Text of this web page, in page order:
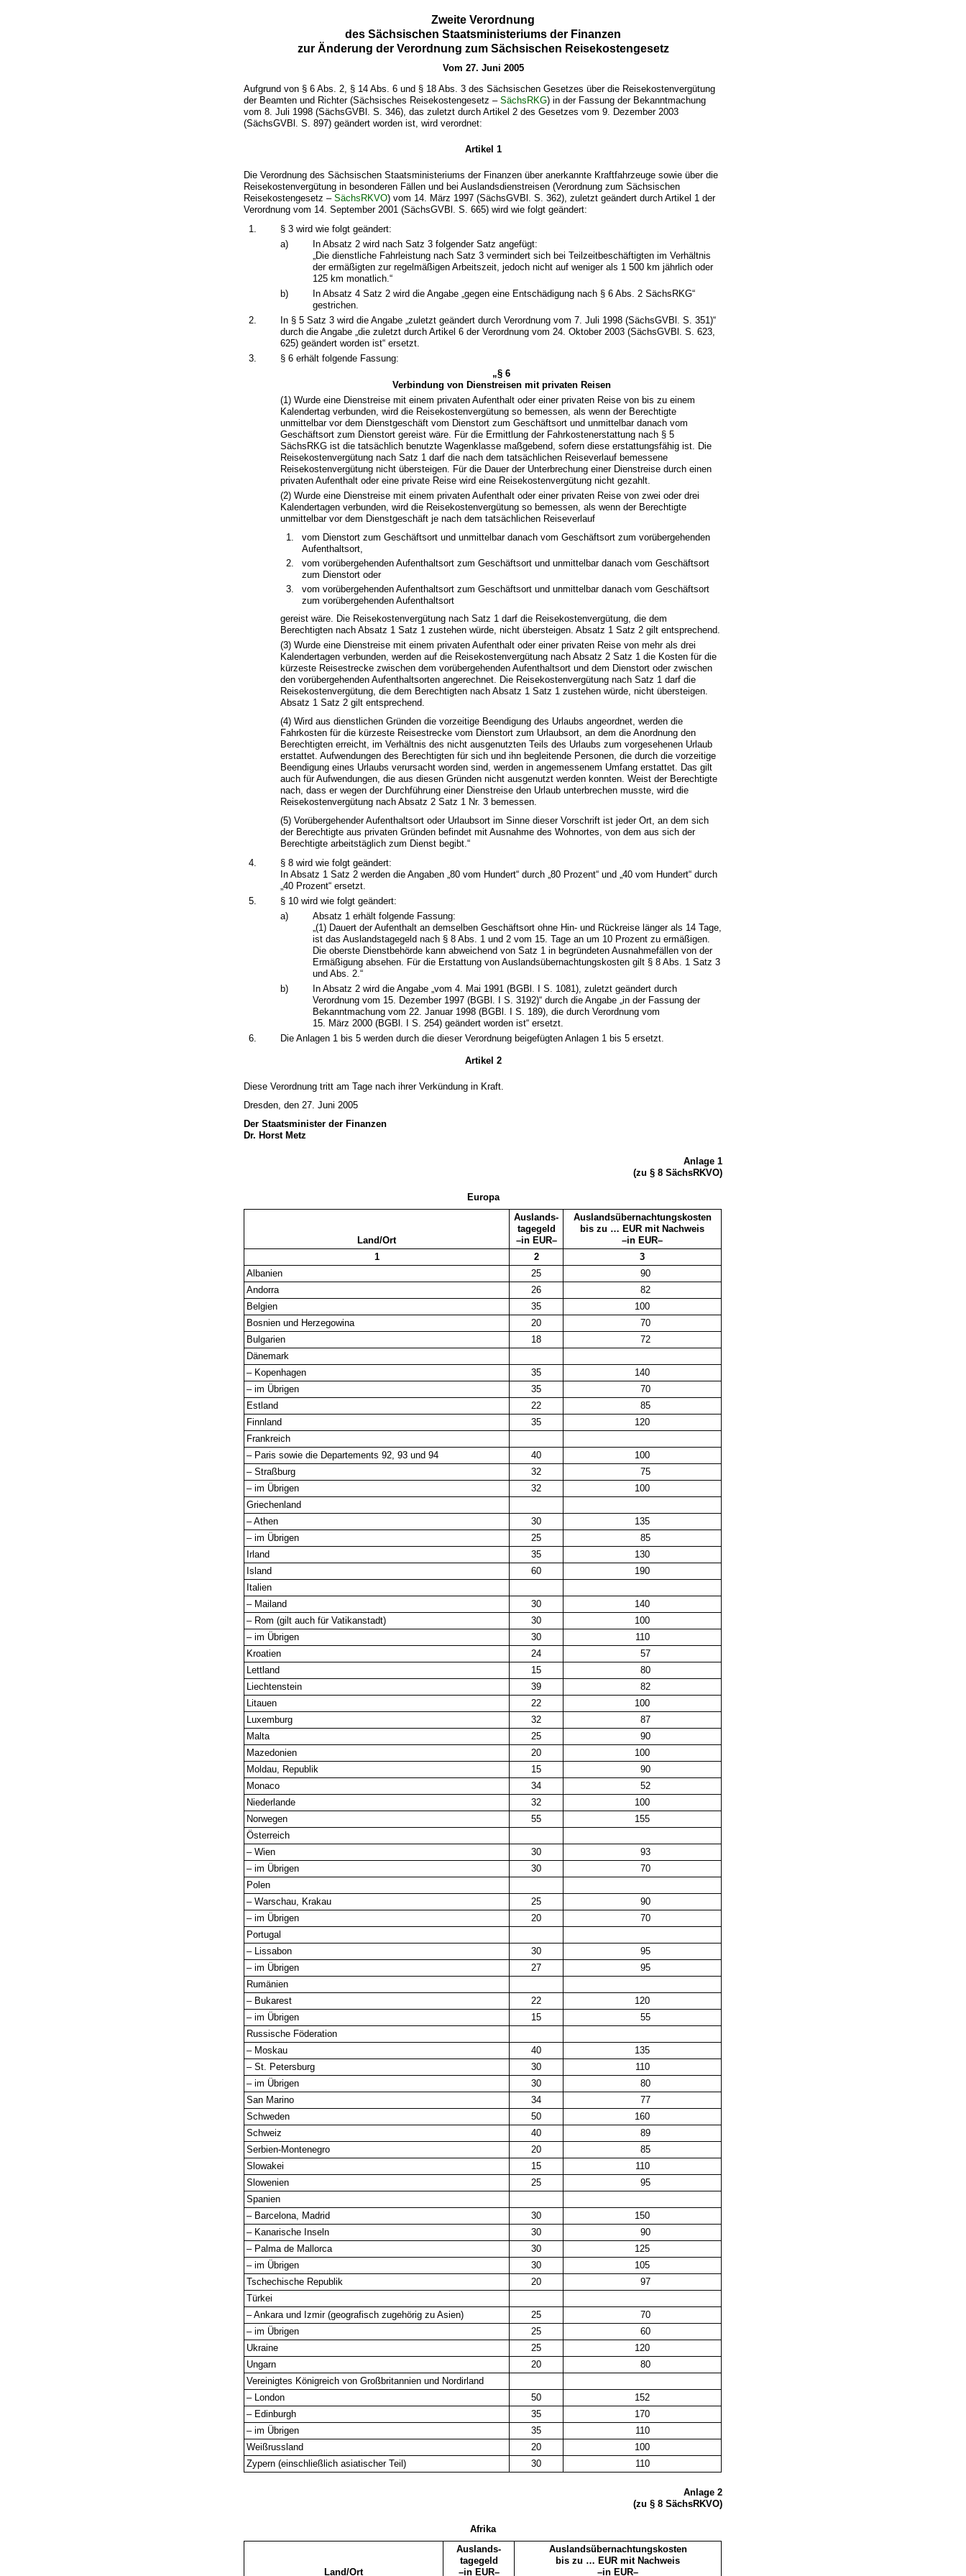
Zweite Verordnung
des Sächsischen Staatsministeriums der Finanzen
zur Änderung der Verordnung zum Sächsischen Reisekostengesetz
Vom 27. Juni 2005
Aufgrund von § 6 Abs. 2, § 14 Abs. 6 und § 18 Abs. 3 des Sächsischen Gesetzes über die Reisekostenvergütung
der Beamten und Richter (Sächsisches Reisekostengesetz –SächsRKG) in der Fassung der Bekanntmachung
vom 8. Juli 1998 (SächsGVBl. S. 346), das zuletzt durch Artikel 2 des Gesetzes vom 9. Dezember 2003
(SächsGVBl. S. 897) geändert worden ist, wird verordnet:
Artikel 1
Die Verordnung des Sächsischen Staatsministeriums der Finanzen über anerkannte Kraftfahrzeuge sowie über die
Reisekostenvergütung in besonderen Fällen und bei Auslandsdienstreisen (Verordnung zum Sächsischen
Reisekostengesetz –SächsRKVO) vom 14. März 1997 (SächsGVBl. S. 362), zuletzt geändert durch Artikel 1 der
Verordnung vom 14. September 2001 (SächsGVBl. S. 665) wird wie folgt geändert:
1.
§ 3 wird wie folgt geändert:
a)
In Absatz 2 wird nach Satz 3 folgender Satz angefügt:
„Die dienstliche Fahrleistung nach Satz 3 vermindert sich bei Teilzeitbeschäftigten im Verhältnis
der ermäßigten zur regelmäßigen Arbeitszeit, jedoch nicht auf weniger als 1 500 km jährlich oder
125 km monatlich.“
b)
In Absatz 4 Satz 2 wird die Angabe „gegen eine Entschädigung nach § 6 Abs. 2 SächsRKG“
gestrichen.
2.
In § 5 Satz 3 wird die Angabe „zuletzt geändert durch Verordnung vom 7. Juli 1998 (SächsGVBl. S. 351)“
durch die Angabe „die zuletzt durch Artikel 6 der Verordnung vom 24. Oktober 2003 (SächsGVBl. S. 623,
625) geändert worden ist“ ersetzt.
3.
§ 6 erhält folgende Fassung:
„§ 6
Verbindung von Dienstreisen mit privaten Reisen
(1) Wurde eine Dienstreise mit einem privaten Aufenthalt oder einer privaten Reise von bis zu einem
Kalendertag verbunden, wird die Reisekostenvergütung so bemessen, als wenn der Berechtigte
unmittelbar vor dem Dienstgeschäft vom Dienstort zum Geschäftsort und unmittelbar danach vom
Geschäftsort zum Dienstort gereist wäre. Für die Ermittlung der Fahrkostenerstattung nach § 5
SächsRKG ist die tatsächlich benutzte Wagenklasse maßgebend, sofern diese erstattungsfähig ist. Die
Reisekostenvergütung nach Satz 1 darf die nach dem tatsächlichen Reiseverlauf bemessene
Reisekostenvergütung nicht übersteigen. Für die Dauer der Unterbrechung einer Dienstreise durch einen
privaten Aufenthalt oder eine private Reise wird eine Reisekostenvergütung nicht gezahlt.
(2) Wurde eine Dienstreise mit einem privaten Aufenthalt oder einer privaten Reise von zwei oder drei
Kalendertagen verbunden, wird die Reisekostenvergütung so bemessen, als wenn der Berechtigte
unmittelbar vor dem Dienstgeschäft je nach dem tatsächlichen Reiseverlauf
vom Dienstort zum Geschäftsort und unmittelbar danach vom Geschäftsort zum vorübergehenden
Aufenthaltsort,
vom vorübergehenden Aufenthaltsort zum Geschäftsort und unmittelbar danach vom Geschäftsort
zum Dienstort oder
vom vorübergehenden Aufenthaltsort zum Geschäftsort und unmittelbar danach vom Geschäftsort
zum vorübergehenden Aufenthaltsort
gereist wäre. Die Reisekostenvergütung nach Satz 1 darf die Reisekostenvergütung, die dem
Berechtigten nach Absatz 1 Satz 1 zustehen würde, nicht übersteigen. Absatz 1 Satz 2 gilt entsprechend.
(3) Wurde eine Dienstreise mit einem privaten Aufenthalt oder einer privaten Reise von mehr als drei
Kalendertagen verbunden, werden auf die Reisekostenvergütung nach Absatz 2 Satz 1 die Kosten für die
kürzeste Reisestrecke zwischen dem vorübergehenden Aufenthaltsort und dem Dienstort oder zwischen
den vorübergehenden Aufenthaltsorten angerechnet. Die Reisekostenvergütung nach Satz 1 darf die
Reisekostenvergütung, die dem Berechtigten nach Absatz 1 Satz 1 zustehen würde, nicht übersteigen.
Absatz 1 Satz 2 gilt entsprechend.
(4) Wird aus dienstlichen Gründen die vorzeitige Beendigung des Urlaubs angeordnet, werden die
Fahrkosten für die kürzeste Reisestrecke vom Dienstort zum Urlaubsort, an dem die Anordnung den
Berechtigten erreicht, im Verhältnis des nicht ausgenutzten Teils des Urlaubs zum vorgesehenen Urlaub
erstattet. Aufwendungen des Berechtigten für sich und ihn begleitende Personen, die durch die vorzeitige
Beendigung eines Urlaubs verursacht worden sind, werden in angemessenem Umfang erstattet. Das gilt
auch für Aufwendungen, die aus diesen Gründen nicht ausgenutzt werden konnten. Weist der Berechtigte
nach, dass er wegen der Durchführung einer Dienstreise den Urlaub unterbrechen musste, wird die
Reisekostenvergütung nach Absatz 2 Satz 1 Nr. 3 bemessen.
(5) Vorübergehender Aufenthaltsort oder Urlaubsort im Sinne dieser Vorschrift ist jeder Ort, an dem sich
der Berechtigte aus privaten Gründen befindet mit Ausnahme des Wohnortes, von dem aus sich der
Berechtigte arbeitstäglich zum Dienst begibt.“
4.
§ 8 wird wie folgt geändert:
In Absatz 1 Satz 2 werden die Angaben „80 vom Hundert“ durch „80 Prozent“ und „40 vom Hundert“ durch
„40 Prozent“ ersetzt.
5.
§ 10 wird wie folgt geändert:
a)
Absatz 1 erhält folgende Fassung:
„(1) Dauert der Aufenthalt an demselben Geschäftsort ohne Hin- und Rückreise länger als 14 Tage,
ist das Auslandstagegeld nach § 8 Abs. 1 und 2 vom 15. Tage an um 10 Prozent zu ermäßigen.
Die oberste Dienstbehörde kann abweichend von Satz 1 in begründeten Ausnahmefällen von der
Ermäßigung absehen. Für die Erstattung von Auslandsübernachtungskosten gilt § 8 Abs. 1 Satz 3
und Abs. 2.“
b)
In Absatz 2 wird die Angabe „vom 4. Mai 1991 (BGBl. I S. 1081), zuletzt geändert durch
Verordnung vom 15. Dezember 1997 (BGBl. I S. 3192)“ durch die Angabe „in der Fassung der
Bekanntmachung vom 22. Januar 1998 (BGBl. I S. 189), die durch Verordnung vom
15. März 2000 (BGBl. I S. 254) geändert worden ist“ ersetzt.
6.
Die Anlagen 1 bis 5 werden durch die dieser Verordnung beigefügten Anlagen 1 bis 5 ersetzt.
Artikel 2
Diese Verordnung tritt am Tage nach ihrer Verkündung in Kraft.
Dresden, den 27. Juni 2005
Der Staatsminister der Finanzen
Dr. Horst Metz
Anlage 1
(zu § 8 SächsRKVO)
Europa
Land/Ort
Auslands-
tagegeld
–in EUR–
Auslandsübernachtungskosten
bis zu … EUR mit Nachweis
–in EUR–
1
2
3
Albanien
25
90
Andorra
26
82
Belgien
35
100
Bosnien und Herzegowina
20
70
Bulgarien
18
72
Dänemark
– Kopenhagen
35
140
– im Übrigen
35
70
Estland
22
85
Finnland
35
120
Frankreich
– Paris sowie die Departements 92, 93 und 94
40
100
– Straßburg
32
75
– im Übrigen
32
100
Griechenland
– Athen
30
135
– im Übrigen
25
85
Irland
35
130
Island
60
190
Italien
– Mailand
30
140
– Rom (gilt auch für Vatikanstadt)
30
100
– im Übrigen
30
110
Kroatien
24
57
Lettland
15
80
Liechtenstein
39
82
Litauen
22
100
Luxemburg
32
87
Malta
25
90
Mazedonien
20
100
Moldau, Republik
15
90
Monaco
34
52
Niederlande
32
100
Norwegen
55
155
Österreich
– Wien
30
93
– im Übrigen
30
70
Polen
– Warschau, Krakau
25
90
– im Übrigen
20
70
Portugal
– Lissabon
30
95
– im Übrigen
27
95
Rumänien
– Bukarest
22
120
– im Übrigen
15
55
Russische Föderation
– Moskau
40
135
– St. Petersburg
30
110
– im Übrigen
30
80
San Marino
34
77
Schweden
50
160
Schweiz
40
89
Serbien-Montenegro
20
85
Slowakei
15
110
Slowenien
25
95
Spanien
– Barcelona, Madrid
30
150
– Kanarische Inseln
30
90
– Palma de Mallorca
30
125
– im Übrigen
30
105
Tschechische Republik
20
97
Türkei
– Ankara und Izmir (geografisch zugehörig zu Asien)
25
70
– im Übrigen
25
60
Ukraine
25
120
Ungarn
20
80
Vereinigtes Königreich von Großbritannien und Nordirland
– London
50
152
– Edinburgh
35
170
– im Übrigen
35
110
Weißrussland
20
100
Zypern (einschließlich asiatischer Teil)
30 110
Anlage 2
(zu § 8 SächsRKVO)
Afrika
Land/Ort
Auslands-
tagegeld
–in EUR–
Auslandsübernachtungskosten
bis zu … EUR mit Nachweis
–in EUR–